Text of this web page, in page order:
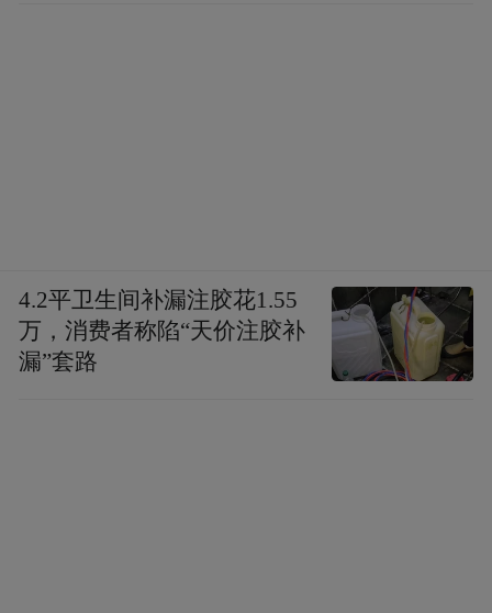
4.2平卫生间补漏注胶花1.55
万，消费者称陷“天价注胶补
漏”套路